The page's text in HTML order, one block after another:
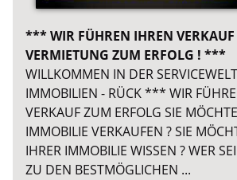
*** WIR FÜHREN IHREN VERKAUF
VERMIETUNG ZUM ERFOLG ! ***
WILLKOMMEN IN DER
IMMOBILIEN - RÜCK *** WIR
VERKAUF ZUM ERFOLG SIE
IMMOBILIE VERKAUFEN ? SIE
IHRER IMMOBILIE WISSEN ? WER
ZU DEN BESTMÖGLICHEN ...